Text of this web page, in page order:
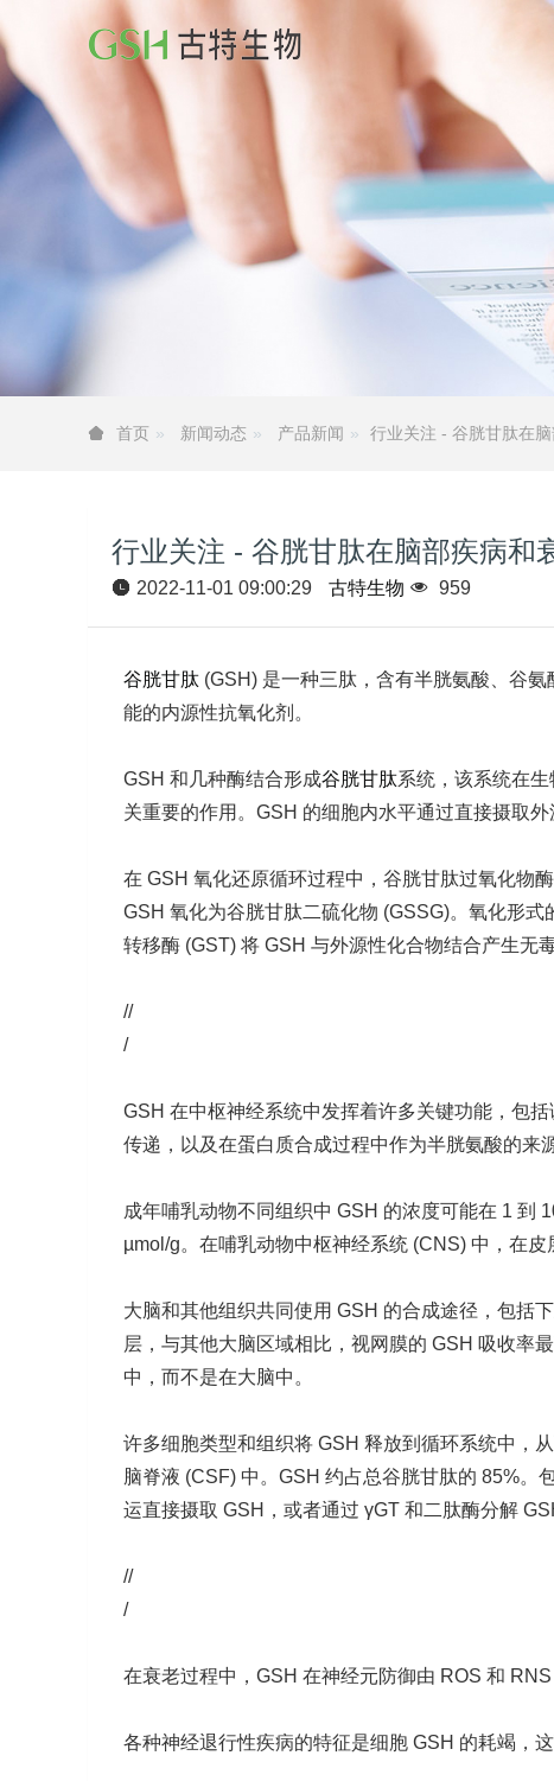
首页 新闻动态 产品新闻 行业关注 - 谷胱甘肽在
行业关注 - 谷胱甘肽在脑部疾病和
2022-11-01 09:00:29 古特生物 959
谷胱甘肽(GSH) 是一种三肽，含有半胱氨酸、谷
能的内源性抗氧化剂。
GSH 和几种酶结合形成谷胱甘肽系统，该系统在
关重要的作用。GSH 的细胞内水平通过直接摄取
在 GSH 氧化还原循环过程中，谷胱甘肽过氧化物
GSH 氧化为谷胱甘肽二硫化物 (GSSG)。氧化形
转移酶 (GST) 将 GSH 与外源性化合物结合产生无
//
/
GSH 在中枢神经系统中发挥着许多关键功能，包
传递，以及在蛋白质合成过程中作为半胱氨酸的来源
成年哺乳动物不同组织中 GSH 的浓度可能在 1 到
µmol/g。在哺乳动物中枢神经系统 (CNS) 中，在
大脑和其他组织共同使用 GSH 的合成途径，包括
层，与其他大脑区域相比，视网膜的 GSH 吸收率
中，而不是在大脑中。
许多细胞类型和组织将 GSH 释放到循环系统中，
脑脊液 (CSF) 中。GSH 约占总谷胱甘肽的 85%。
运直接摄取 GSH，或者通过 γGT 和二肽酶分解
//
/
在衰老过程中，GSH 在神经元防御由 ROS 和
各种神经退行性疾病的特征是细胞 GSH 的耗竭，